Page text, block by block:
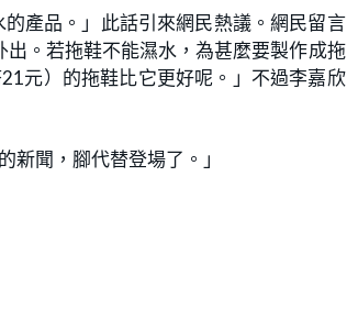
產品。」此話引來網民熱議。網民留言
。若拖鞋不能濕水，為甚麼要製作成拖
元）的拖鞋比它更好呢。」不過李嘉欣
聞，腳代替登場了。」